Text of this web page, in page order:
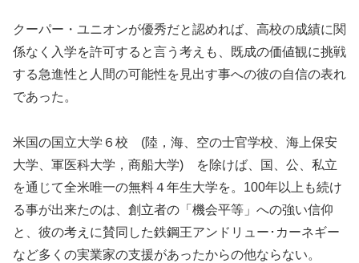
クーパー・ユニオンが優秀だと認めれば、高校の成績に関
係なく入学を許可すると言う考えも、既成の価値観に挑戦
する急進性と人間の可能性を見出す事への彼の自信の表れ
であった。
米国の国立大学６校 (陸，海、空の士官学校、海上保安
大学、軍医科大学，商船大学) を除けば、国、公、私立
を通じて全米唯一の無料４年生大学を。100年以上も続け
る事が出来たのは、創立者の「機会平等」への強い信仰
と、彼の考えに賛同した鉄鋼王アンドリュー･カーネギー
など多くの実業家の支援があったからの他ならない。